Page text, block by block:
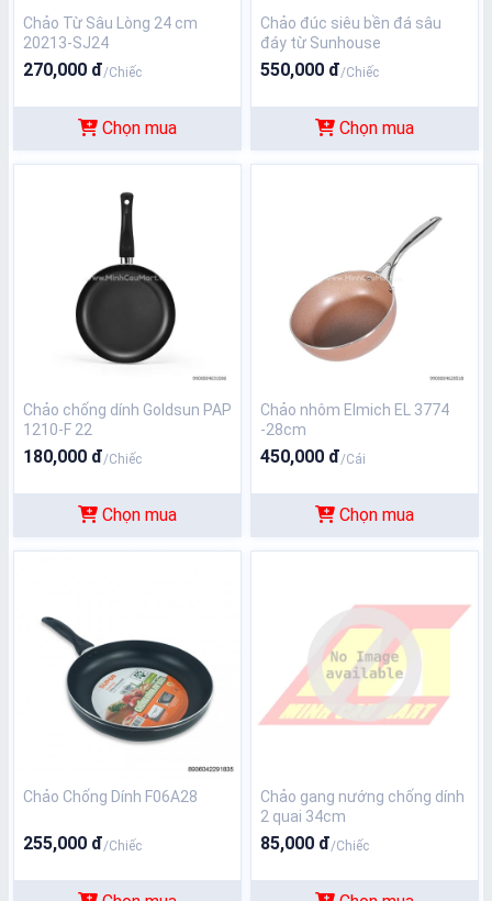
Chảo Từ Sâu Lòng 24 cm
20213-SJ24
270,000 đ/Chiếc
Chọn mua
Chảo đúc siêu bền đá sâu
đáy từ Sunhouse
SHG1228MBA
550,000 đ/Chiếc
Chọn mua
Chảo chống dính Goldsun PAP
1210-F 22
180,000 đ/Chiếc
Chọn mua
Chảo nhôm Elmich EL 3774
-28cm
450,000 đ/Cái
Chọn mua
Chảo Chống Dính F06A28
255,000 đ/Chiếc
Chảo gang nướng chống dính
2 quai 34cm
85,000 đ/Chiếc